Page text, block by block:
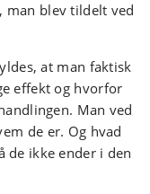
man blev tildelt ved
at man faktisk
effekt og hvorfor
Man ved
de er. Og hvad
de ikke ender i den